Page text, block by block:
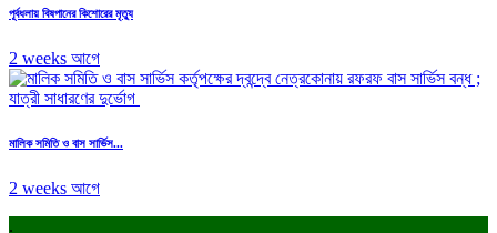
পূর্বধলায় বিষপানের কিশোরের মৃত্যু
2 weeks আগে
মালিক সমিতি ও বাস সার্ভিস...
2 weeks আগে
.